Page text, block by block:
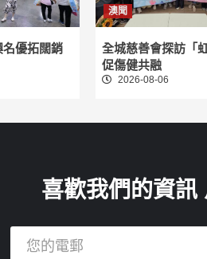
優拓闊銷
澳聞
全城慈善會探訪「虹
促傷健共融
2026-08-06
喜歡我們的資訊